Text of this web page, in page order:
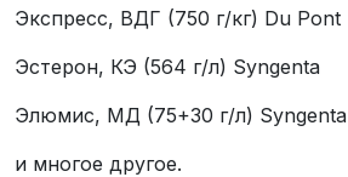
Экспресс, ВДГ (750 г/кг) Du Pont
Эстерон, КЭ (564 г/л) Syngentа
Элюмис, МД (75+30 г/л) Syngentа
и многое другое.